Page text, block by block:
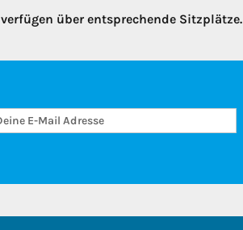
über entsprechende Sitzplätze.